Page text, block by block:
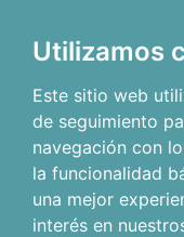
Utilizamos
Este sitio web
de seguimiento
navegación con
la funcionalidad
una mejor
interés en